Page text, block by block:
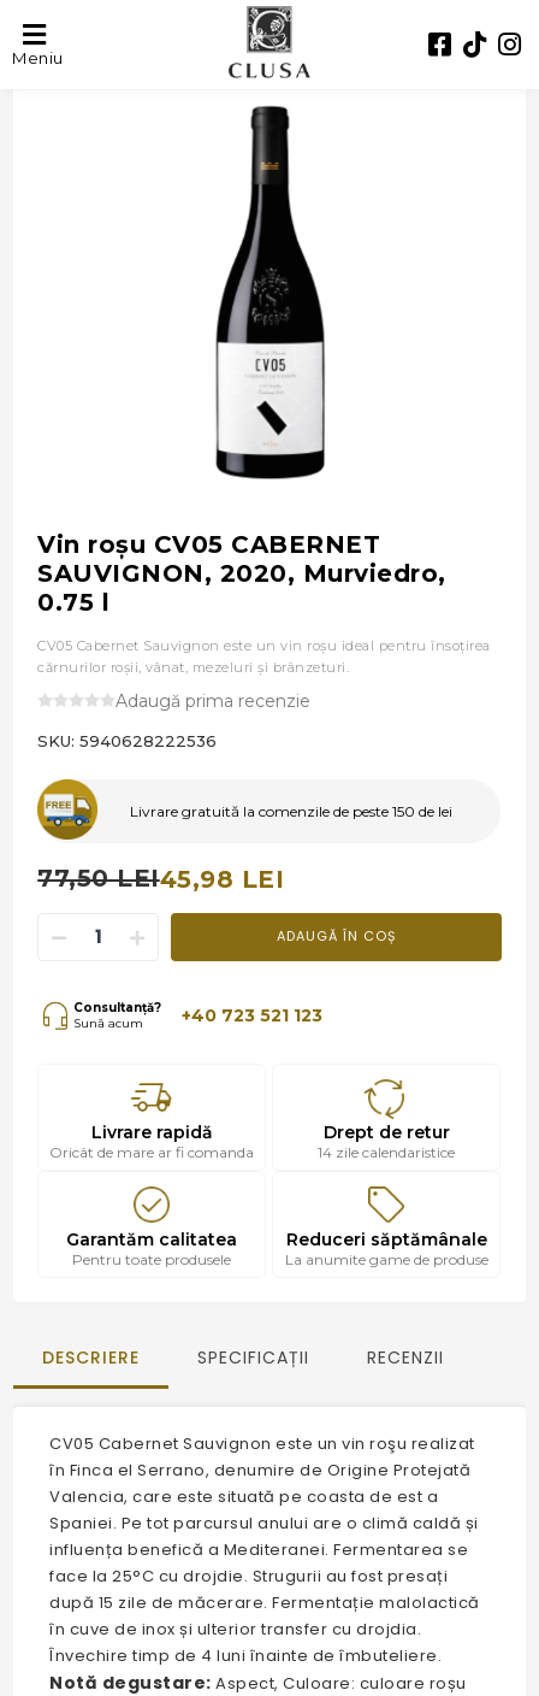
Meniu- 41%
Vin roşu CV05 CABERNET
SAUVIGNON, 2020, Murviedro,
0.75 l
CV05 Cabernet Sauvignon este un vin roşu ideal pentru însoțirea
cărnurilor roșii, vânat, mezeluri și brânzeturi.
Adaugă prima recenzie
SKU: 5940628222536
Livrare gratuită la comenzile de peste 150 de lei
77,50 LEI45,98 LEI
ADAUGĂ ÎN COȘ
Consultanță?
Sună acum
+40 723 521 123
Livrare rapidă
Oricât de mare ar fi comanda
Drept de retur
14 zile calendaristice
Garantăm calitatea
Pentru toate produsele
Reduceri săptămânale
La anumite game de produse
DESCRIERE SPECIFICAȚII RECENZII
CV05 Cabernet Sauvignon este un vin roşu realizat
în Finca el Serrano, denumire de Origine Protejată
Valencia, care este situată pe coasta de est a
Spaniei. Pe tot parcursul anului are o climă caldă și
influența benefică a Mediteranei. Fermentarea se
face la 25°C cu drojdie. Strugurii au fost presați
după 15 zile de măcerare. Fermentație malolactică
în cuve de inox și ulterior transfer cu drojdia.
Învechire timp de 4 luni înainte de îmbuteliere.
Notă degustare: Aspect, Culoare: culoare roșu